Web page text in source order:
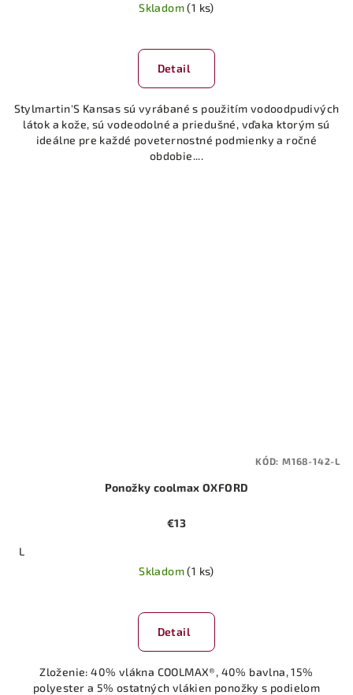
Skladom(1 ks)
Detail
Stylmartin'S Kansas sú vyrábané s použitím vodoodpudivých
látok a kože, sú vodeodolné a priedušné, vďaka ktorým sú
ideálne pre každé poveternostné podmienky a ročné
obdobie....
Ponožky coolmax OXFORD
€13
L
Skladom(1 ks)
Detail
Zloženie: 40% vlákna COOLMAX®, 40% bavlna, 15%
polyester a 5% ostatných vlákien ponožky s podielom
KÓD: M168-142-L